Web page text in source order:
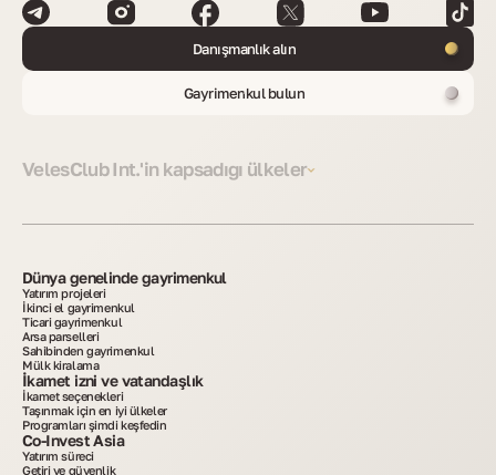
Danışmanlık alın
Gayrimenkul bulun
VelesClub Int.'in kapsadığı ülkeler
Dünya genelinde gayrimenkul
Yatırım projeleri
İkinci el gayrimenkul
Ticari gayrimenkul
Arsa parselleri
Sahibinden gayrimenkul
Mülk kiralama
İkamet izni ve vatandaşlık
İkamet seçenekleri
Taşınmak için en iyi ülkeler
Programları şimdi keşfedin
Co-Invest Asia
Yatırım süreci
Getiri ve güvenlik